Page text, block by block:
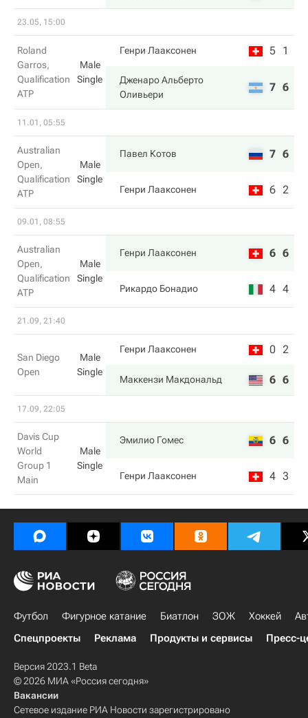
23.05, 15:00
Roland
Garros,
Qualification
ATP
Male
Single
Генри Лааксонен 5 1
Дженаро Альберто
Оливьери
7 6
11.01, 05:55
Australian
Open,
Qualification
ATP
Male
Single
Павел Котов 7 6
Генри Лааксонен 6 2
09.01, 08:55
Australian
Open,
Qualification
ATP
Male
Single
Генри Лааксонен 6 6
Рикардо Бонадио 4 4
21.09, 21:40
San Diego
Open
Male
Single
Генри Лааксонен 0 2
Маккензи Макдональд 6 6
17.09, 22:05
Davis Cup
World
Group 1
Main
Male
Single
Эмилио Гомес 6 6
Генри Лааксонен 4 3
Футбол Фигурное катание Биатлон ЗОЖ Хоккей
Спецпроекты
Реклама Продукты и сервисы Пресс-
Версия 2023.1 Beta
© 2026 МИА «Россия сегодня»
Вакансии
Сетевое издание РИА Новости зарегистрировано